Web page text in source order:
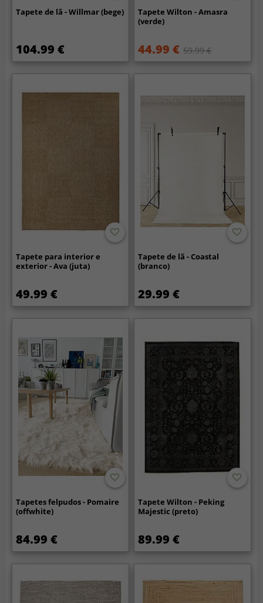
Tapete de lã - Willmar (bege)
104.99 €
Tapete Wilton - Amasra
(verde)
44.99 € 59.99 €
Tapete para interior e
exterior - Ava (juta)
49.99 €
Tapete de lã - Coastal
(branco)
29.99 €
Tapetes felpudos - Pomaire
(offwhite)
84.99 €
Tapete Wilton - Peking
Majestic (preto)
89.99 €